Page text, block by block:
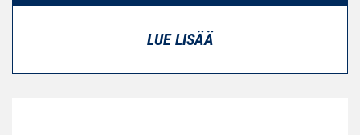
LUE LISÄÄ